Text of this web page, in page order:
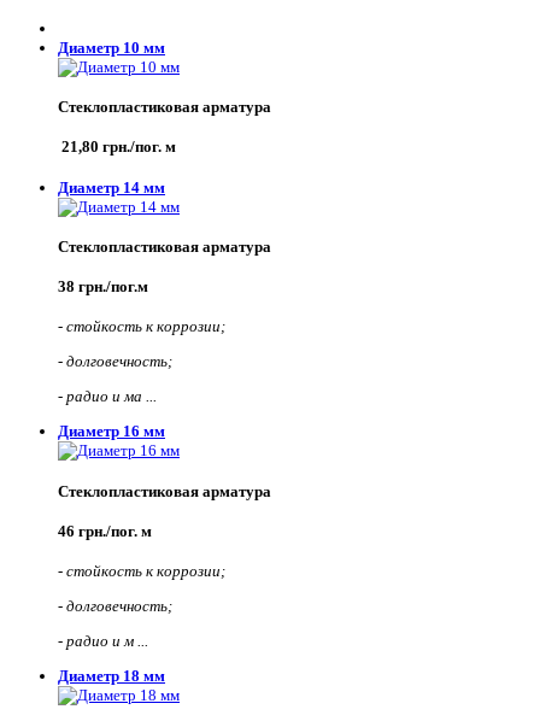
Диаметр 10 мм
Стеклопластиковая арматура
21,80 грн./пог. м
Диаметр 14 мм
Стеклопластиковая арматура
38 грн./пог.м
- стойкость к коррозии;
- долговечность;
- радио и ма ...
Диаметр 16 мм
Стеклопластиковая арматура
46 грн./пог. м
- стойкость к коррозии;
- долговечность;
- радио и м ...
Диаметр 18 мм